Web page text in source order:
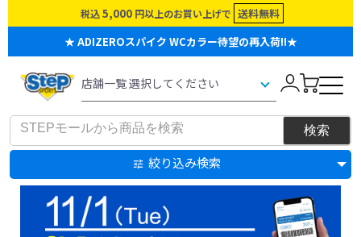
税込 5,000 円以上のお買い上げで 送料無料
★ ADIZEROスパイク WCカラー待望の再入荷!!★
絞り込み検索